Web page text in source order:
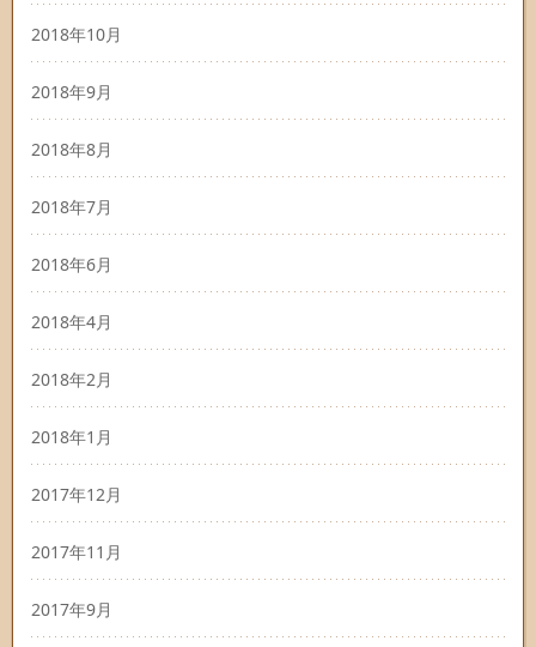
2018年10月
2018年9月
2018年8月
2018年7月
2018年6月
2018年4月
2018年2月
2018年1月
2017年12月
2017年11月
2017年9月